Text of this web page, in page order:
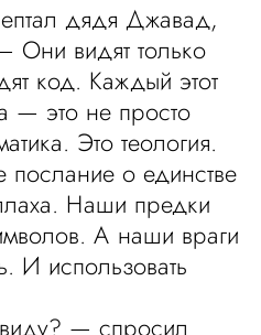
дядя Джавад,
Они видят только
код. Каждый этот
— это не просто
Это теология.
о единстве
Наши предки
А наши враги
И использовать
— спросил